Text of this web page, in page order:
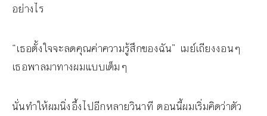
อย่างไร
“เธอตั้งใจจะลดคุณค่าความรู้สึกของฉัน” เมย์เถียงงอนๆ
เธอพาลมาทางผมแบบเต็มๆ
นั่นทำให้ผมนิ่งอึ้งไปอีกหลายวินาที ตอนนี้ผมเริ่มคิดว่าตัว